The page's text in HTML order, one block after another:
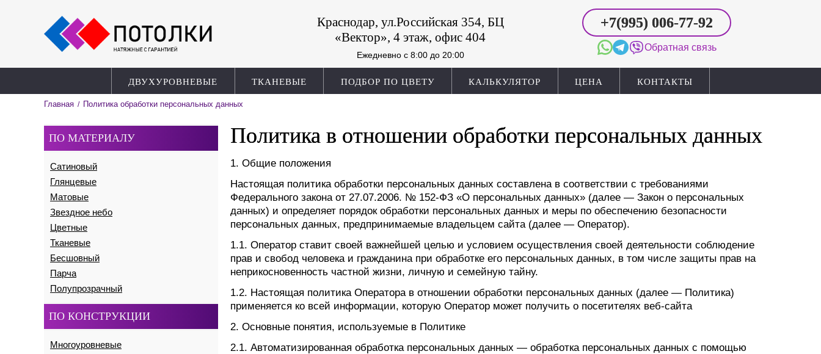
Краснодар, ул.Российская 354, БЦ
«Вектор», 4 этаж, офис 404
Ежедневно c 8:00 до 20:00
+7(995) 006-77-92
Обратная связь
ДВУХУРОВНЕВЫЕ ТКАНЕВЫЕ ПОДБОР ПО ЦВЕТУ КАЛЬКУЛЯТОР ЦЕНА КОНТАКТЫ
Главная / Политика обработки персональных данных
Политика в отношении обработки персональных данных
1. Общие положения
Настоящая политика обработки персональных данных составлена в соответствии с требованиями
Федерального закона от 27.07.2006. № 152-ФЗ «О персональных данных» (далее — Закон о персональных
данных) и определяет порядок обработки персональных данных и меры по обеспечению безопасности
персональных данных, предпринимаемые владельцем сайта (далее — Оператор).
1.1. Оператор ставит своей важнейшей целью и условием осуществления своей деятельности соблюдение
прав и свобод человека и гражданина при обработке его персональных данных, в том числе защиты прав на
неприкосновенность частной жизни, личную и семейную тайну.
1.2. Настоящая политика Оператора в отношении обработки персональных данных (далее — Политика)
применяется ко всей информации, которую Оператор может получить о посетителях веб-сайта
2. Основные понятия, используемые в Политике
2.1. Автоматизированная обработка персональных данных — обработка персональных данных с помощью
ПО МАТЕРИАЛУ
Сатиновый
Глянцевые
Матовые
Звездное небо
Цветные
Тканевые
Бесшовный
Парча
Полупрозрачный
ПО КОНСТРУКЦИИ
Многоуровневые